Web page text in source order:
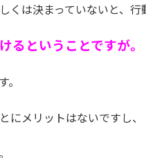
くは決まっていないと、
るということですが。
。
にメリットはないですし、